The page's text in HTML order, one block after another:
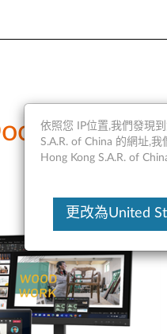
- 概述和
依照您 IP位置,我們發現
S.A.R. of China 的網址,
Hong Kong S.A.R. of
更改為United